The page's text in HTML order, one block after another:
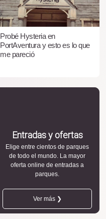
Probé Hysteria en
PortAventura y esto es lo que
me pareció
Entradas y ofertas
Elige entre cientos de parques
de todo el mundo. La mayor
oferta online de entradas a
parques.
Ver más ❯